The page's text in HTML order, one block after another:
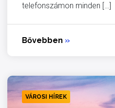
telefonszámon minden […]
Bővebben »
VÁROSI HÍREK